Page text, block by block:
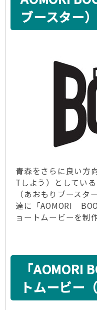
ブースター）
青森をさらに良い方
Tしよう）としてい
（あおもりブース
達に「AOMORI
ョートムービーを制
「AOMORI
トムービー